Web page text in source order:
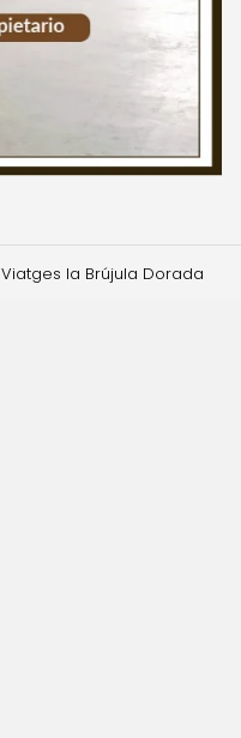
Viatges la Brújula Dorada